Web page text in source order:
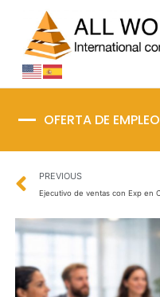
contenido
OFERTA DE EMPLEO
Prev
PREVIOUS